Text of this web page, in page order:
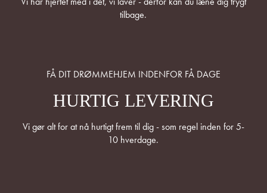
tilbage.
FÅ DIT DRØMMEHJEM INDENFOR FÅ DAGE
HURTIG LEVERING
Vi gør alt for at nå hurtigt frem til dig - som regel inden for 5-
10 hverdage.